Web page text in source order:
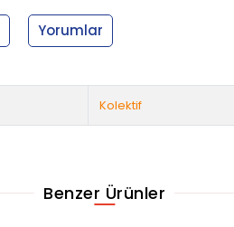
Yorumlar
Kolektif
Benzer Ürünler